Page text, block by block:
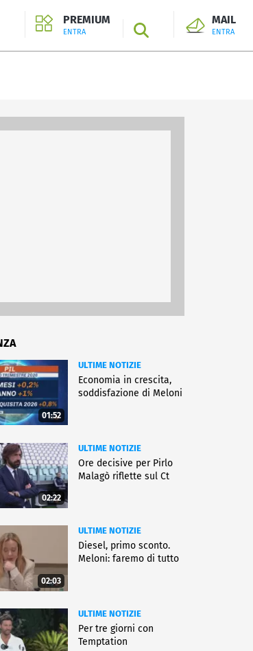
PREMIUM
ENTRA SEARCH
MAIL
ENTRA
01:52
ULTIME NOTIZIE
Economia in crescita,
soddisfazione di Meloni
02:22
ULTIME NOTIZIE
Ore decisive per Pirlo
Malagò riflette sul Ct
02:03
ULTIME NOTIZIE
Diesel, primo sconto.
Meloni: faremo di tutto
ULTIME NOTIZIE
Per tre giorni con
Temptation